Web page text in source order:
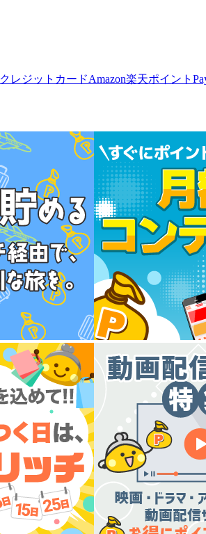
クレジットカードAmazon楽天ポイント